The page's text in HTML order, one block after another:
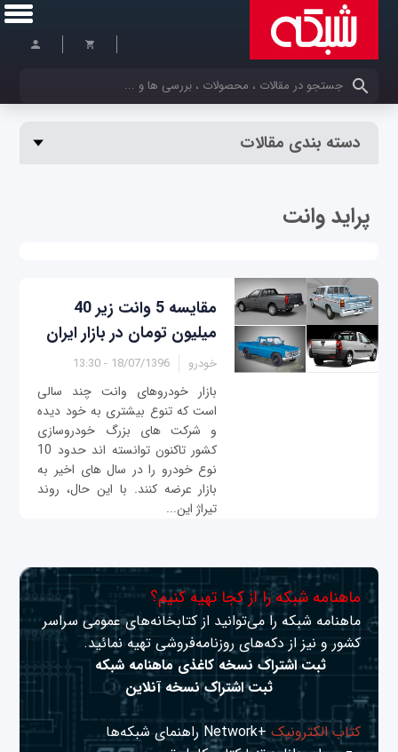
کلمات کلیدی خود را وارد کنید
دسته بندی مقالات
پراید وانت
میلیون تومان در بازار ایران
خودرو 18/07/1396 - 13:30
بازار خودروهای وانت چند سالی
است که تنوع بیشتری به خود دیده
و شرکت های بزرگ خودروسازی
کشور تاکنون توانسته اند حدود 10
نوع خودرو را در سال های اخیر به
بازار عرضه کنند. با این حال، روند
تیراژ این...
ماهنامه شبکه را از کجا تهیه کنیم؟
ماهنامه شبکه را می‌توانید از کتابخانه‌های عمومی سراسر
کشور و نیز از دکه‌های روزنامه‌فروشی تهیه نمائید.
ثبت اشتراک نسخه کاغذی ماهنامه شبکه
ثبت اشتراک نسخه آنلاین
کتاب الکترونیک+Network راهنمای شبکه‌ها